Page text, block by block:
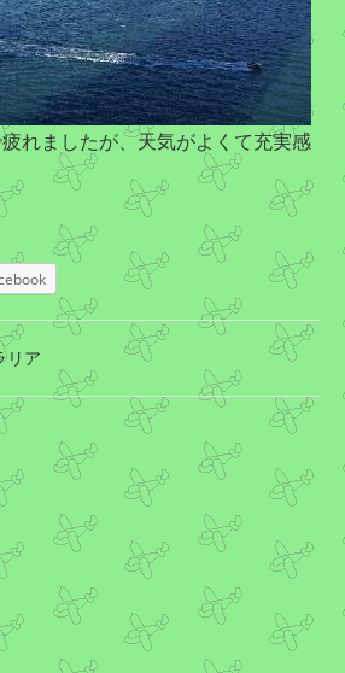
れましたが、天気がよくて充実感
リア